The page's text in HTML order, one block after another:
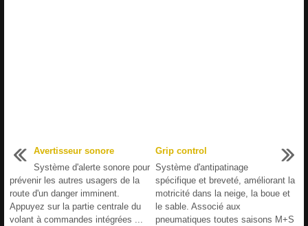
Avertisseur sonore
Système d'alerte sonore pour
prévenir les autres usagers de la
route d'un danger imminent.
Appuyez sur la partie centrale du
volant à commandes intégrées ...
Grip control
Système d'antipatinage
spécifique et breveté, améliorant la
motricité dans la neige, la boue et
le sable. Associé aux
pneumatiques toutes saisons M+S